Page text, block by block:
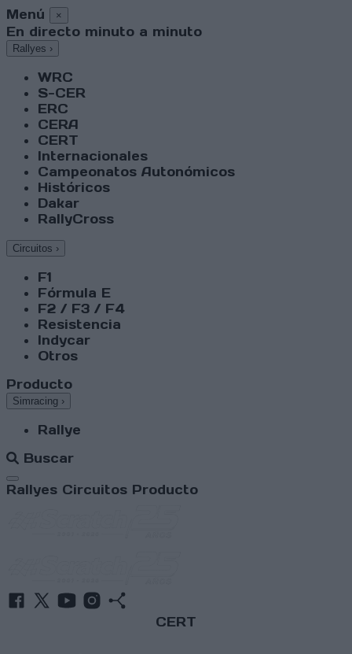
Menú ×
En directo minuto a minuto
Rallyes ›
WRC
S-CER
ERC
CERA
CERT
Internacionales
Campeonatos Autonómicos
Históricos
Dakar
RallyCross
Circuitos ›
F1
Fórmula E
F2 / F3 / F4
Resistencia
Indycar
Otros
Producto
Simracing ›
Rallye
Buscar
Abrir menú
Rallyes Circuitos Producto
CERT